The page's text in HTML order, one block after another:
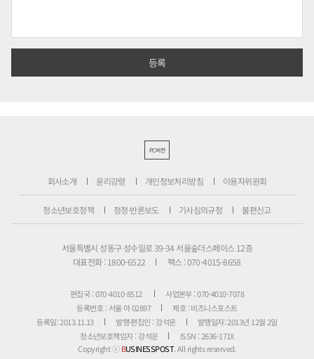
PC버전
회사소개 윤리강령 개인정보처리방침 이용자위원회
청소년보호정책 정정·반론보도 기사심의규정 불편신고
서울특별시 성동구 성수일로 39-34 서울숲더스페이스 12층
대표전화 : 1800-6522
팩스 : 070-4015-8658
편집국 : 070-4010-8512
사업본부 : 070-4010-7078
등록번호 : 서울 아 02897
제호 : 비즈니스포스트
등록일: 2013.11.13
발행·편집인 : 강석운
발행일자: 2013년 12월 2일
청소년보호책임자 : 강석운
ISSN : 2636-171X
Copyright ⓒBUSINESSPOST. All rights reserved.